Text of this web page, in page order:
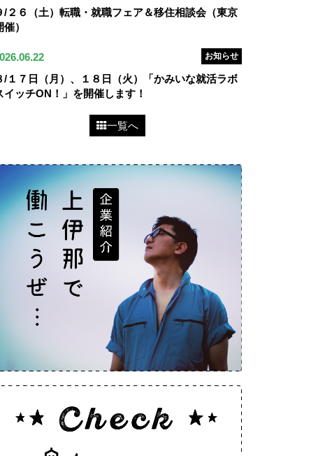
/２６（土）転職・就職フェア＆移住相談会（東京
催）
お知らせ
/１７日（月）、１８日（火）「かみいな就活ラボ
イッチON！」を開催します！
一覧へ